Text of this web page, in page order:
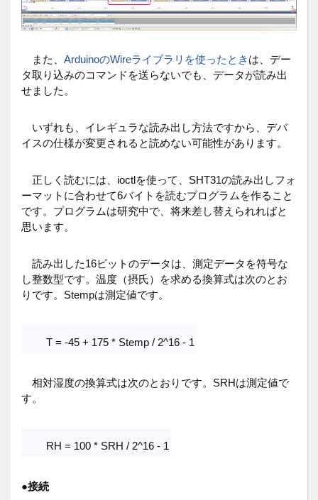
また、 ArduinoのWireライブラリを使ったとき は、デー
タ取り込みのコマンドを送らないでも、データが読み出
せました。
いずれも、イレギュラな読み出し方法ですから、デバ
イスの仕様が変更されると読めない可能性があります。
正しく読むには、ioctlを使って、SHT31の読み出しフォ
ーマットに合わせて6バイトを読むプログラムを作ること
です。プログラムは研究中で、将来差し替えられればと
思います。
読み出した16ビットのデータは、測定データを符号な
し整数型です。温度（摂氏）を求める換算式は次のとお
りです。Stempは測定値です。
T = -45 + 175 * Stemp / 2^16 - 1
相対湿度の換算式は次のとおりです。SRHは測定値で
す。
RH = 100 * SRH / 2^16 - 1
●接続